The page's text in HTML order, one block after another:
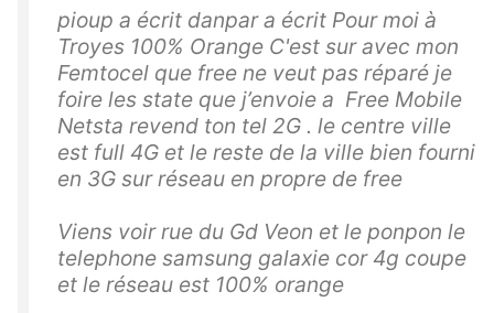
pioup a écrit danpar a écrit Pour moi à
Troyes 100% Orange C'est sur avec mon
Femtocel que free ne veut pas réparé je
foire les state que j’envoie a Free Mobile
Netsta revend ton tel 2G . le centre ville
est full 4G et le reste de la ville bien fourni
en 3G sur réseau en propre de free
Viens voir rue du Gd Veon et le ponpon le
telephone samsung galaxie cor 4g coupe
et le réseau est 100% orange